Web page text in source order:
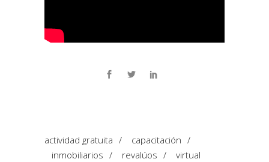
actividad gratuita / capacitación /
inmobiliarios / revalúos / virtual